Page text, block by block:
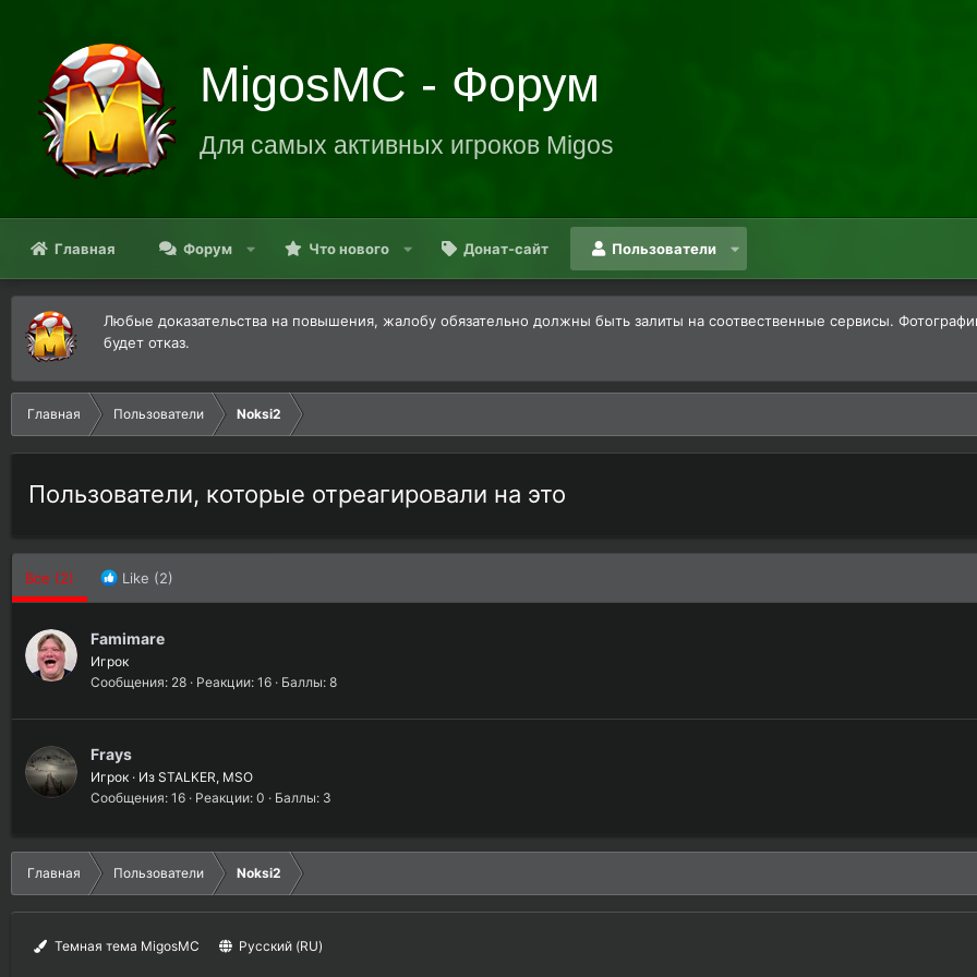
MigosMC - Форум
Для самых активных игроков Migos
Главная Форум Что нового Донат-сайт Пользователи
Любые доказательства на повышения, жалобу обязательно должны быть залиты на соотвественные сервисы.
будет отказ.
Главная Пользователи Noksi2
Пользователи, которые отреагировали на это
Все (2) Like (2)
Famimare
Игрок
Сообщения 28 Реакции 16 Баллы 8
Frays
Игрок · Из STALKER, MSO
Сообщения 16 Реакции 0 Баллы 3
Главная Пользователи Noksi2
Темная тема MigosMC Русский (RU)